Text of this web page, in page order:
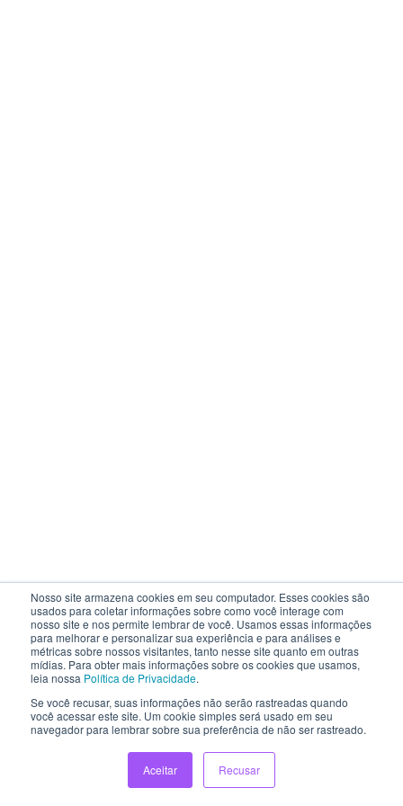
Nosso site armazena cookies em seu computador. Esses cookies são
usados para coletar informações sobre como você interage com
nosso site e nos permite lembrar de você. Usamos essas informações
para melhorar e personalizar sua experiência e para análises e
métricas sobre nossos visitantes, tanto nesse site quanto em outras
mídias. Para obter mais informações sobre os cookies que usamos,
leia nossa Política de Privacidade.
Se você recusar, suas informações não serão rastreadas quando
você acessar este site. Um cookie simples será usado em seu
navegador para lembrar sobre sua preferência de não ser rastreado.
Aceitar Recusar